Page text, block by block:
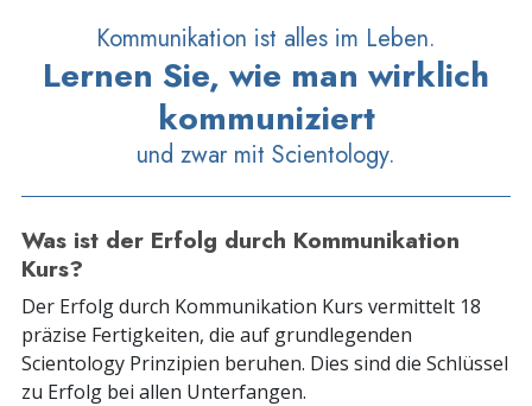
Kommunikation ist alles im Leben.
Lernen Sie, wie man wirklich
kommuniziert
und zwar mit Scientology.
Was ist der Erfolg durch Kommunikation
Kurs?
Der Erfolg durch Kommunikation Kurs vermittelt 18
präzise Fertigkeiten, die auf grundlegenden
Scientology Prinzipien beruhen. Dies sind die Schlüssel
zu Erfolg bei allen Unterfangen.